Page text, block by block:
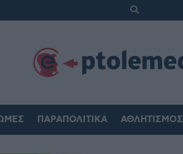
ΠΑΡΑΠΟΛΙΤΙΚΆ ΑΘΛΗΤΙΣΜΌΣ